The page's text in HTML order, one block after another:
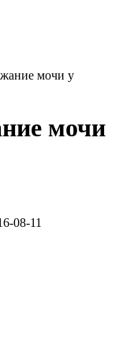
мочи у
мочи
08-11